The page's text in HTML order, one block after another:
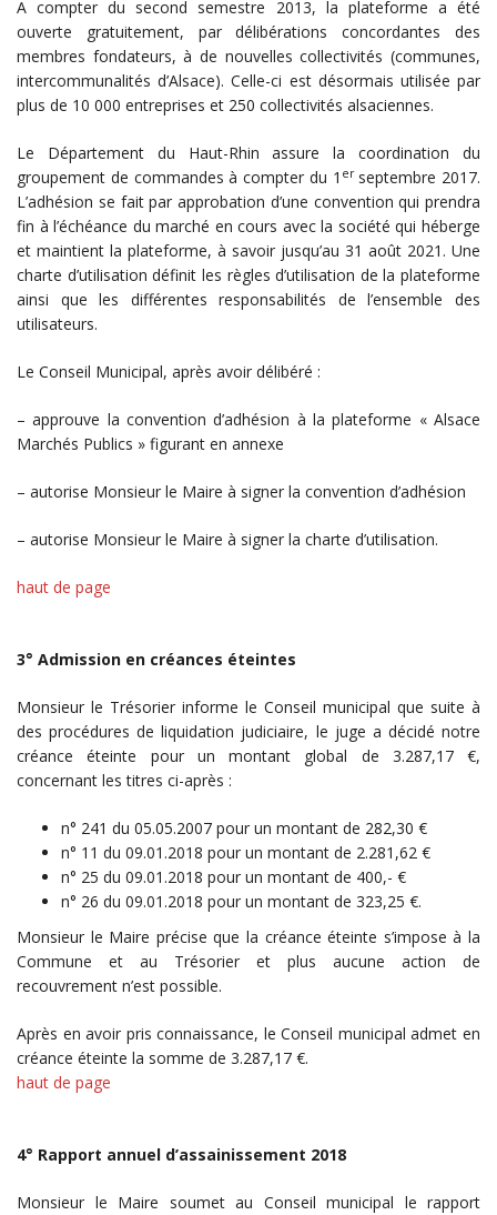
A compter du second semestre 2013, la plateforme a été
ouverte gratuitement, par délibérations concordantes des
membres fondateurs, à de nouvelles collectivités (communes,
intercommunalités d’Alsace). Celle-ci est désormais utilisée par
plus de 10 000 entreprises et 250 collectivités alsaciennes.
Le Département du Haut-Rhin assure la coordination du
groupement de commandes à compter du 1 erseptembre 2017.
L’adhésion se fait par approbation d’une convention qui prendra
fin à l’échéance du marché en cours avec la société qui héberge
et maintient la plateforme, à savoir jusqu’au 31 août 2021. Une
charte d’utilisation définit les règles d’utilisation de la plateforme
ainsi que les différentes responsabilités de l’ensemble des
utilisateurs.
Le Conseil Municipal, après avoir délibéré :
– approuve la convention d’adhésion à la plateforme « Alsace
Marchés Publics » figurant en annexe
– autorise Monsieur le Maire à signer la convention d’adhésion
– autorise Monsieur le Maire à signer la charte d’utilisation.
haut de page
3° Admission en créances éteintes
Monsieur le Trésorier informe le Conseil municipal que suite à
des procédures de liquidation judiciaire, le juge a décidé notre
créance éteinte pour un montant global de 3.287,17 €,
concernant les titres ci-après :
n° 241 du 05.05.2007 pour un montant de 282,30 €
n° 11 du 09.01.2018 pour un montant de 2.281,62 €
n° 25 du 09.01.2018 pour un montant de 400,- €
n° 26 du 09.01.2018 pour un montant de 323,25 €.
Monsieur le Maire précise que la créance éteinte s’impose à la
Commune et au Trésorier et plus aucune action de
recouvrement n’est possible.
Après en avoir pris connaissance, le Conseil municipal admet en
créance éteinte la somme de 3.287,17 €.
haut de page
4° Rapport annuel d’assainissement 2018
Monsieur le Maire soumet au Conseil municipal le rapport